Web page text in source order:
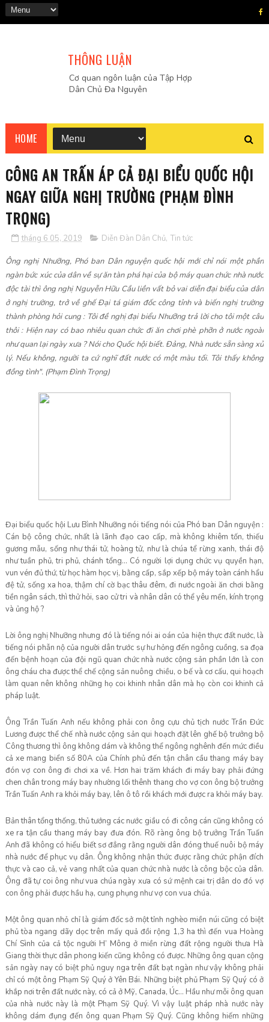
THÔNG LUẬN
Cơ quan ngôn luận của Tập Hợp
Dân Chủ Đa Nguyên
HOME
CÔNG AN TRẤN ÁP CẢ ĐẠI BIỂU QUỐC HỘI
NGAY GIỮA NGHỊ TRƯỜNG (PHẠM ĐÌNH
TRỌNG)
tháng 6 05, 2019 Diễn Đàn Dân Chủ, Tin tức
Ông nghị Nhưỡng, Phó ban Dân nguyện quốc hội mới chỉ nói một phần
ngàn bức xúc của dân về sự ăn tàn phá hại của bộ máy quan chức nhà nước
độc tài thì ông nghị Nguyễn Hữu Cầu liền vất bỏ vai diễn đại biểu của dân
ở nghị trường, trở về ghế Đại tá giám đốc công tỉnh và biến nghị trường
thành phòng hỏi cung : Tôi đề nghị đại biểu Nhưỡng trả lời cho tôi một câu
thôi : Hiện nay có bao nhiêu quan chức đi ăn chơi phè phỡn ở nước ngoài
như quan lại ngày xưa ? Nói cho Quốc hội biết. Đảng, Nhà nước sẵn sàng xử
lý. Nếu không, người ta cứ nghĩ đất nước có một màu tối. Tôi thấy không
đồng tình". (Phạm Đình Trọng)
Đại biểu quốc hội Lưu Bình Nhưỡng nói tiếng nói của Phó ban Dân nguyện :
Cán bộ công chức, nhất là lãnh đạo cao cấp, mà không khiêm tốn, thiếu
gương mẫu, sống như thái tử, hoàng tử, như là chúa tể rừng xanh, thái độ
như tuần phủ, tri phủ, chánh tổng… Có người lợi dụng chức vụ quyền hạn,
vun vén đủ thứ, từ học hàm học vị, bằng cấp, sắp xếp bộ máy toàn cánh hẩu
đệ tử, sống xa hoa, thậm chí cờ bạc thâu đêm, đi nước ngoài ăn chơi bằng
tiền ngân sách, thì thử hỏi, sao cử tri và nhân dân có thể yêu mến, kính trọng
và ủng hộ ?
Lời ông nghị Nhưỡng nhưng đó là tiếng nói ai oán của hiện thực đất nước, là
tiếng nói phẫn nộ của người dân trước sự hư hỏng đến ngông cuồng, sa đọa
đến bệnh hoạn của đội ngũ quan chức nhà nước cộng sản phần lớn là con
ông cháu cha được thể chế cộng sản nuông chiều, o bế và cơ cấu, qui hoạch
làm quan nên không những họ coi khinh nhân dân mà họ còn coi khinh cả
pháp luật.
Ông Trần Tuấn Anh nếu không phải con ông cựu chủ tịch nước Trần Đức
Lương được thể chế nhà nước cộng sản qui hoạch đặt lên ghế bộ trưởng bộ
Công thương thì ông không dám và không thể ngông nghênh đến mức điều
cả xe mang biển số 80A của Chính phủ đến tận chân cầu thang máy bay
đón vợ con ông đi chơi xa về. Hơn hai trăm khách đi máy bay phải đứng
chen chân trong máy bay nhường lối thênh thang cho vợ con ông bộ trưởng
Trần Tuấn Anh ra khỏi máy bay, lên ô tô rồi khách mới được ra khỏi máy bay.
Bản thân tổng thống, thủ tướng các nước giầu có đi công cán cũng không có
xe ra tận cầu thang máy bay đưa đón. Rõ ràng ông bộ trưởng Trần Tuấn
Anh đã không có hiểu biết sơ đẳng rằng người dân đóng thuế nuôi bộ máy
nhà nước để phục vụ dân. Ông không nhận thức được rằng chức phận đích
thực và cao cả, vẻ vang nhất của quan chức nhà nước là công bộc của dân.
Ông đã tự coi ông như vua chúa ngày xưa có sứ mệnh cai trị dân do đó vợ
con ông phải được hầu hạ, cung phụng như vợ con vua chúa.
Một ông quan nhỏ chỉ là giám đốc sở một tỉnh nghèo miền núi cũng có biệt
phủ tòa ngang dãy dọc trên mấy quả đồi rộng 1,3 ha thì đến vua Hoàng
Chí Sình của cả tộc người H’ Mông ở miền rừng đất rộng người thưa Hà
Giang thời thực dân phong kiến cũng không có được. Những ông quan cộng
sản ngày nay có biệt phủ nguy nga trên đất bạt ngàn như vậy không phải
chỉ có một ông Phạm Sỹ Quý ở Yên Bái. Những biệt phủ Phạm Sỹ Quý có ở
khắp nơi trên đất nước này, có cả ở Mỹ, Canada, Úc… Hầu như mỗi ông quan
của nhà nước này là một Phạm Sỹ Quý. Vì vậy luật pháp nhà nước này
không dám đụng đến ông quan Phạm Sỹ Quý. Cũng không hiếm những